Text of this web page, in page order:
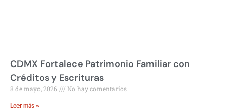
CDMX Fortalece Patrimonio Familiar con
Créditos y Escrituras
8 de mayo, 2026 No hay comentarios
Leer más »